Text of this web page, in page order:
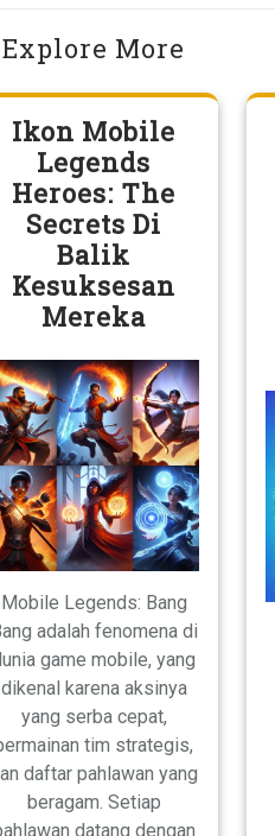
Explore More
Ikon Mobile
Legends
Heroes: The
Secrets Di
Balik
Kesuksesan
Mereka
Mobile Legends: Bang
adalah fenomena di
game mobile, yang
dikenal karena aksinya
yang serba cepat,
tim strategis,
daftar pahlawan yang
beragam. Setiap
datang dengan